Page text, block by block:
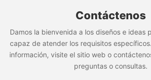
Contáctenos
Damos la bienvenida a los diseños e ideas
capaz de atender los requisitos
información, visite el sitio web o
preguntas o consultas.